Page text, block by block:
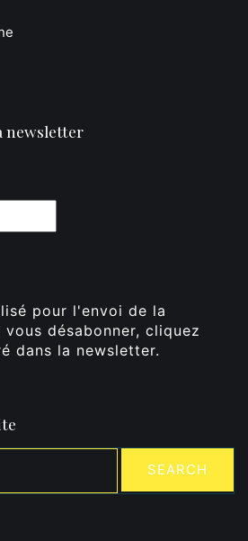
newsletter
pour l'envoi de la
désabonner, cliquez
dans la newsletter.